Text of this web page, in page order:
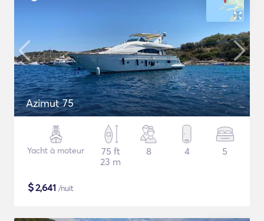
Azimut 75
Yacht à moteur
75 ft
23 m
8 4 5
$2,641 /nuit